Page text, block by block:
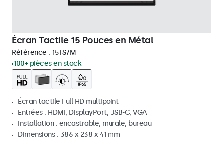
Écran Tactile 15 Pouces en Métal
Référence : 15TS7M
100+ pièces en stock
Écran tactile Full HD multipoint
Entrées : HDMI, DisplayPort, USB-C, VGA
Installation : encastrable, murale, bureau
Dimensions : 386 x 238 x 41 mm